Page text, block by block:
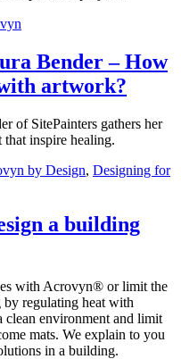
Bender – How
artwork?
of SitePainters gathers her
inspire healing.
by Design, Designing for
a building
with Acrovyn® or limit the
regulating heat with
environment and limit
mats. We explain to you
in a building.